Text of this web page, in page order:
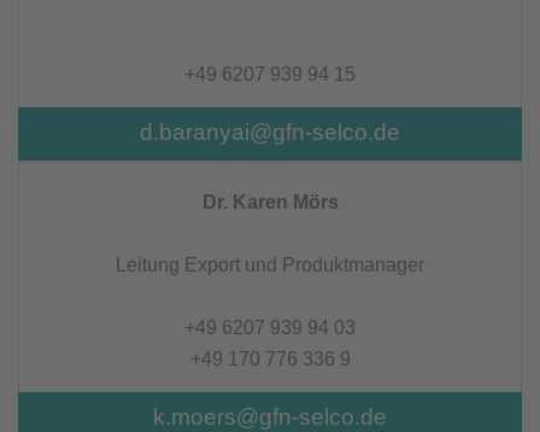
+49 6207 939 94 15
d.baranyai@gfn-selco.de
Dr. Karen Mörs
Leitung Export und Produktmanager
+49 6207 939 94 03
+49 170 776 336 9
k.moers@gfn-selco.de